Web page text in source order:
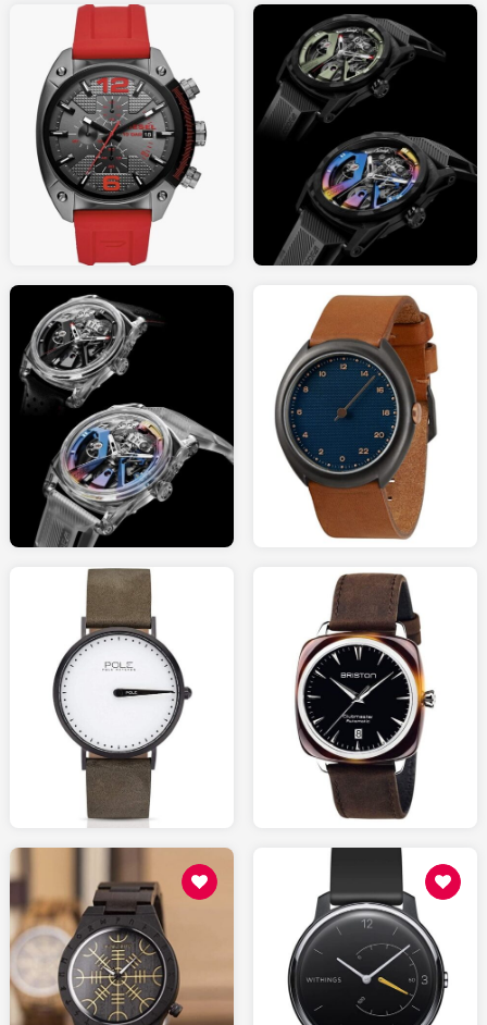
145.00
AMAZON.fr
5500
CODE41WATCH.com
5500
CODE41WATCH.com
286.00
AMAZON.fr
AMAZON.fr
400.00
AMAZON.fr
50.00
99.95